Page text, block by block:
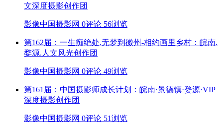
文深度摄影创作团
影像中国摄影网 0评论 56浏览
第162届：一生痴绝处.无梦到徽州-相约画里乡村：皖南.
婺源.人文风光创作团
影像中国摄影网 0评论 49浏览
第161届：中国摄影师成长计划：皖南·景德镇·婺源·VIP
深度摄影创作团
影像中国摄影网 0评论 51浏览